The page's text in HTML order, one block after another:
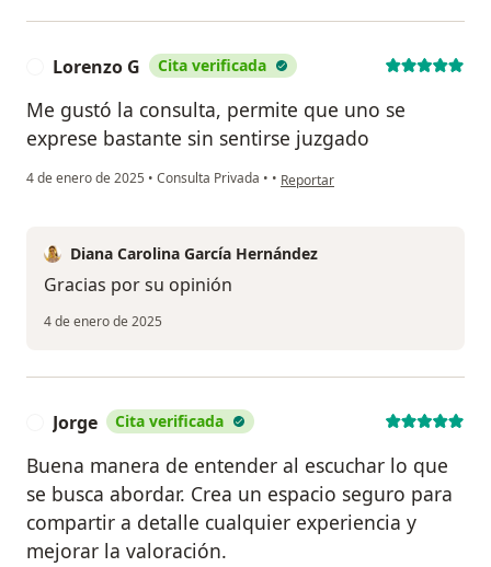
Lorenzo G Cita verificada
Me gustó la consulta, permite que uno se
exprese bastante sin sentirse juzgado
4 de enero de 2025 • Consulta Privada • • en opinión del usuario Lorenzo G
Reportar
Diana Carolina García Hernández
Gracias por su opinión
4 de enero de 2025
Jorge Cita verificada
Buena manera de entender al escuchar lo que
se busca abordar. Crea un espacio seguro para
compartir a detalle cualquier experiencia y
mejorar la valoración.